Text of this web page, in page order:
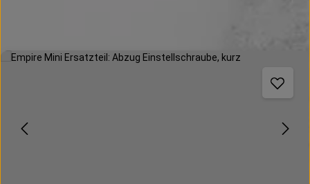
Bildergalerie überspringen